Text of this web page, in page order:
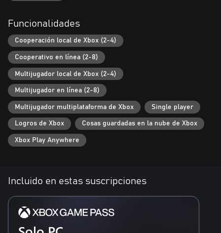
Funcionalidades
Cooperación local de Xbox (2-4)
Cooperativo en línea (2-8)
Multijugador local de Xbox (2-4)
Multijugador en línea (2-8)
Multijugador multiplataforma de Xbox Single player
Logros de Xbox Cosas guardadas en la nube de Xbox
Xbox Play Anywhere
Incluido en estas suscripciones